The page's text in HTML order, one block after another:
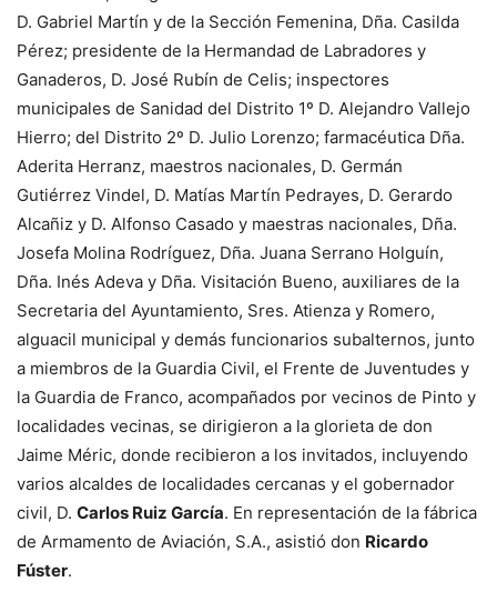
D. Gabriel Martín y de la Sección Femenina, Dña. Casilda
Pérez; presidente de la Hermandad de Labradores y
Ganaderos, D. José Rubín de Celis; inspectores
municipales de Sanidad del Distrito 1º D. Alejandro Vallejo
Hierro; del Distrito 2º D. Julio Lorenzo; farmacéutica Dña.
Aderita Herranz, maestros nacionales, D. Germán
Gutiérrez Vindel, D. Matías Martín Pedrayes, D. Gerardo
Alcañiz y D. Alfonso Casado y maestras nacionales, Dña.
Josefa Molina Rodríguez, Dña. Juana Serrano Holguín,
Dña. Inés Adeva y Dña. Visitación Bueno, auxiliares de la
Secretaria del Ayuntamiento, Sres. Atienza y Romero,
alguacil municipal y demás funcionarios subalternos, junto
a miembros de la Guardia Civil, el Frente de Juventudes y
la Guardia de Franco, acompañados por vecinos de Pinto y
localidades vecinas, se dirigieron a la glorieta de don
Jaime Méric, donde recibieron a los invitados, incluyendo
varios alcaldes de localidades cercanas y el gobernador
civil, D. Carlos Ruiz García. En representación de la fábrica
de Armamento de Aviación, S.A., asistió don Ricardo
Fúster.